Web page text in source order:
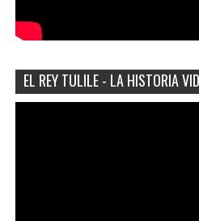
EL REY TULILE - LA HISTORIA